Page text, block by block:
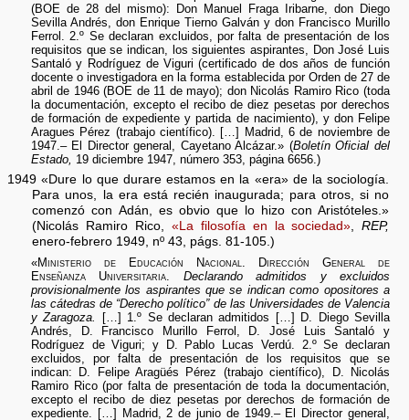
(BOE de 28 del mismo): Don Manuel Fraga Iribarne, don Diego
Sevilla Andrés, don Enrique Tierno Galván y don Francisco Murillo
Ferrol. 2.º Se declaran excluidos, por falta de presentación de los
requisitos que se indican, los siguientes aspirantes, Don José Luis
Santaló y Rodríguez de Viguri (certificado de dos años de función
docente o investigadora en la forma establecida por Orden de 27 de
abril de 1946 (BOE de 11 de mayo); don Nicolás Ramiro Rico (toda
la documentación, excepto el recibo de diez pesetas por derechos
de formación de expediente y partida de nacimiento), y don Felipe
Aragues Pérez (trabajo científico). […] Madrid, 6 de noviembre de
1947.– El Director general, Cayetano Alcázar.» (Boletín Oficial del
Estado, 19 diciembre 1947, número 353, página 6656.)
1949 «Dure lo que durare estamos en la «era» de la sociología.
Para unos, la era está recién inaugurada; para otros, si no
comenzó con Adán, es obvio que lo hizo con Aristóteles.»
(Nicolás Ramiro Rico, «La filosofía en la sociedad»,REP,
enero-febrero 1949, nº 43, págs. 81-105.)
«Ministerio de Educación Nacional. Dirección General de
Enseñanza Universitaria.
Declarando admitidos y excluidos
provisionalmente los aspirantes que se indican como opositores a
las cátedras de “Derecho político” de las Universidades de Valencia
y Zaragoza.
[…] 1.º Se declaran admitidos […] D. Diego Sevilla
Andrés, D. Francisco Murillo Ferrol, D. José Luis Santaló y
Rodríguez de Viguri; y D. Pablo Lucas Verdú. 2.º Se declaran
excluidos, por falta de presentación de los requisitos que se
indican: D. Felipe Aragüés Pérez (trabajo científico), D. Nicolás
Ramiro Rico (por falta de presentación de toda la documentación,
excepto el recibo de diez pesetas por derechos de formación de
expediente. […] Madrid, 2 de junio de 1949.– El Director general,